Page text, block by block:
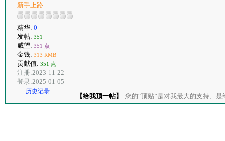
新手上路
精华: 0
发帖: 351
威望: 351 点
金钱: 313 RMB
贡献值: 351 点
注册:2023-11-22
登录:2025-01-05
历史记录
【给我顶一帖】 您的“顶贴”是对我最大的支持、